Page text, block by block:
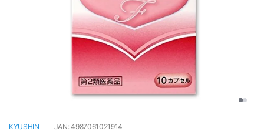
KYUSHIN JAN: 4987061021914